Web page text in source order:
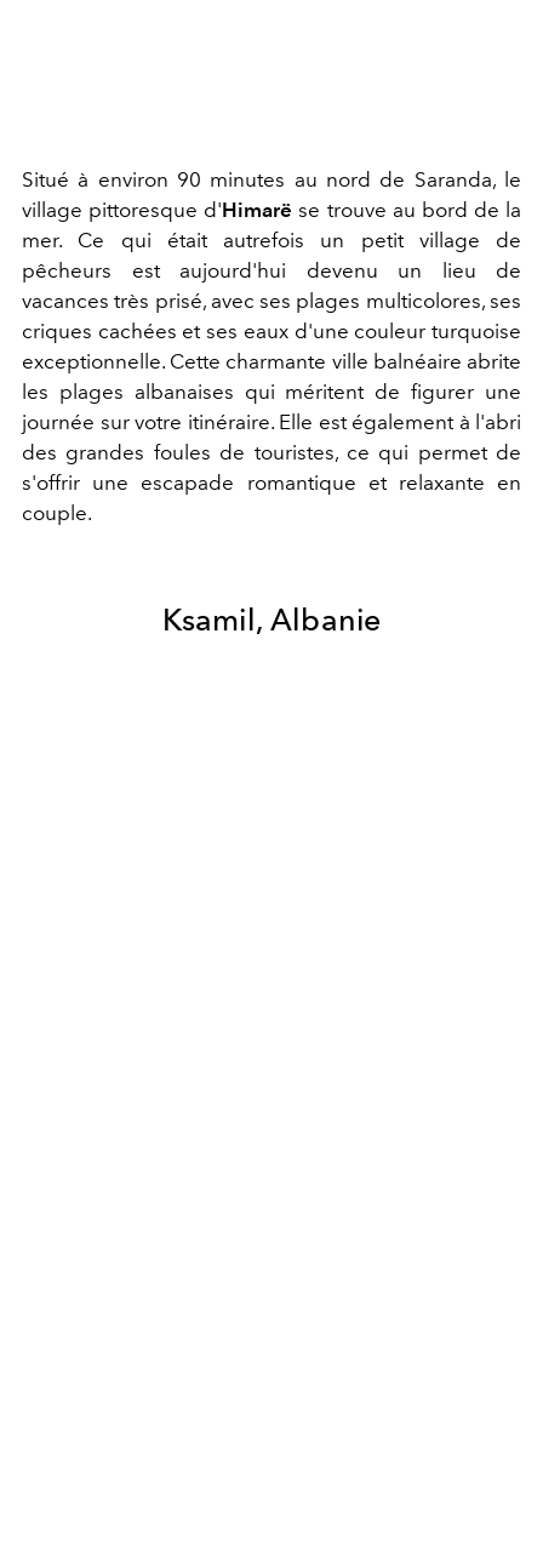
Situé à environ 90 minutes au nord de Saranda, le
village pittoresque d'Himarë se trouve au bord de la
mer. Ce qui était autrefois un petit village de
pêcheurs est aujourd'hui devenu un lieu de
vacances très prisé, avec ses plages multicolores, ses
criques cachées et ses eaux d'une couleur turquoise
exceptionnelle. Cette charmante ville balnéaire abrite
les plages albanaises qui méritent de figurer une
journée sur votre itinéraire. Elle est également à l'abri
des grandes foules de touristes, ce qui permet de
s'offrir une escapade romantique et relaxante en
couple.
Ksamil, Albanie